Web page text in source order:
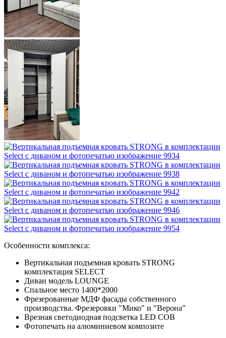
Особенности комплекса:
Вертикальная подъемная кровать STRONG
комплектация SELECT
Диван модель LOUNGE
Спальное место 1400*2000
Фрезерованные МДФ фасады собственного
производства. Фрезеровки "Мико" и "Верона"
Врезная светодиодная подсветка LED COB
Фотопечать на алюминиевом композите